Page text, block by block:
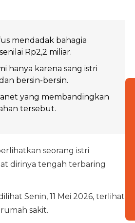
mendadak bahagia
Rp2,2 miliar.
hanya karena sang istri
bersin-bersin.
yang membandingkan
tersebut.
seorang istri
dirinya tengah terbaring
Senin, 11 Mei 2026, terlihat
sakit.